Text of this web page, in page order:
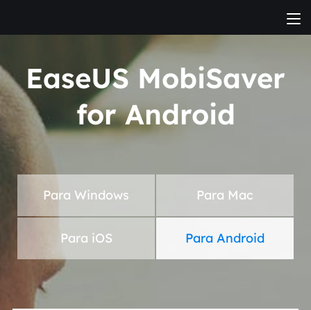
EaseUS MobiSaver
for Android
Para Windows Para Mac
Para iOS Para Android